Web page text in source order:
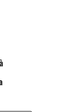
nº 1.918, que
248/2002 que
aduaneiro,